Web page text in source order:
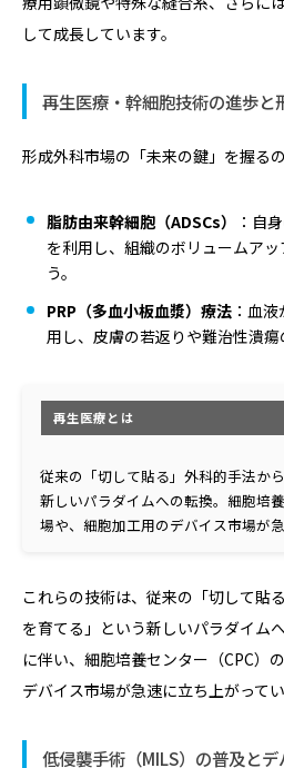
して成長しています。
再生医療・幹細胞技術の進歩と
形成外科市場の「未来の鍵」を握る
脂肪由来幹細胞（ADSCs）
：自
を利用し、組織のボリュームア
う。
PRP（多血小板血漿）療法 ：血
用し、皮膚の若返りや難治性潰瘍
再生医療とは
従来の「切して貼る」外科的手法か
新しいパラダイムへの転換。細胞培
場や、細胞加工用のデバイス市場が
これらの技術は、従来の「切して貼
を育てる」という新しいパラダイム
に伴い、細胞培養センター（CPC）
デバイス市場が急速に立ち上がってい
低侵襲手術（MILS）の普及と